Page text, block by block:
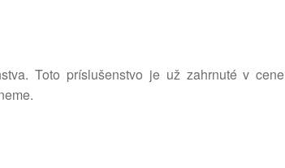
Toto príslušenstvo je už zahrnuté v cene